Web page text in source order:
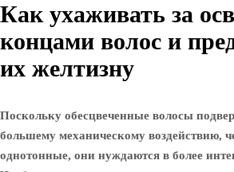
Как ухаживать за
концами волос и
их желтизну
Поскольку обесцвеченные волосы
большему механическому воздействию,
однотонные, они нуждаются в более